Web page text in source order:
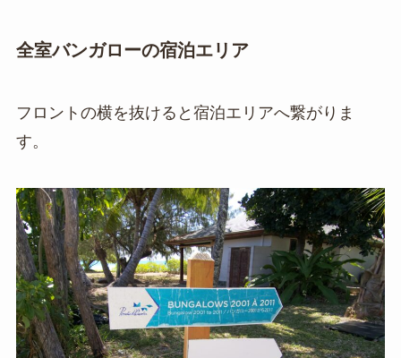
全室バンガローの宿泊エリア
フロントの横を抜けると宿泊エリアへ繋がりま
す。